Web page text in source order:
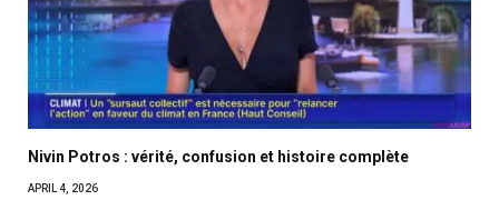
Nivin Potros : vérité, confusion et histoire complète
APRIL 4, 2026